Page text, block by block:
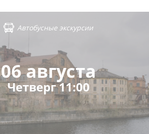
Автобусные экскурсии
06 августа
Четверг 11:00